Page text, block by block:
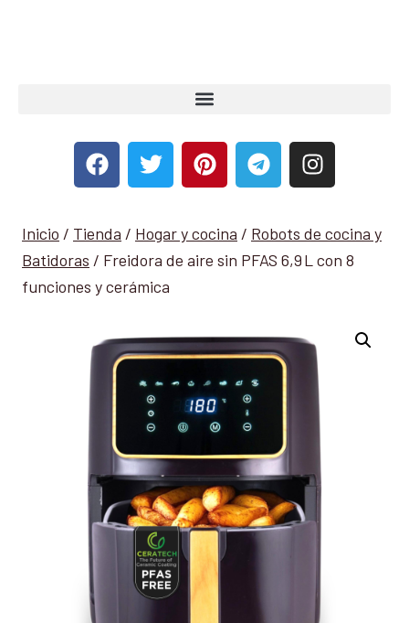
Inicio / Tienda / Hogar y cocina / Robots de cocina y
Batidoras / Freidora de aire sin PFAS 6,9 L con 8
funciones y cerámica